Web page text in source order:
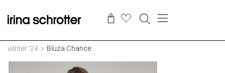
winter '24 Bluza Chance